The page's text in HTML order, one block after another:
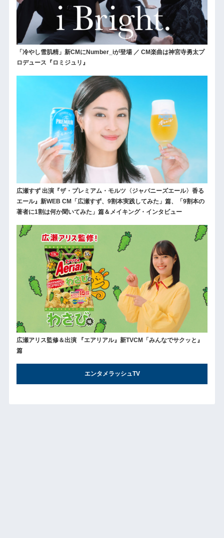
「冷やし雪肌精」新CMにNumber_iが登場 ／ CM楽曲は神宮寺勇太プ
ロデュース『ロミジュリ』
広瀬すず 出演『ザ・プレミアム・モルツ〈ジャパニーズエール〉香る
エール』新WEB CM「広瀬すず、9割本実践してみた」篇、「9割本の
著者に1割は何か聞いてみた」篇＆メイキング・インタビュー
広瀬アリス監修＆出演 『エアリアル』新TVCM「みんなでサクッと』
篇
エンタメラッシュTV